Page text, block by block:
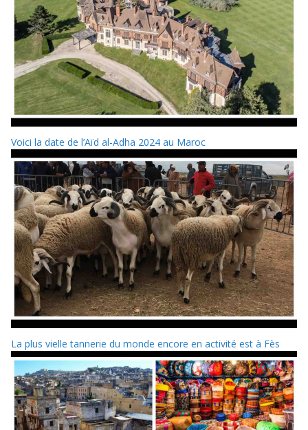
Voici la date de l’Aïd al-Adha 2024 au Maroc
La plus vielle tannerie du monde encore en activité est à Fès